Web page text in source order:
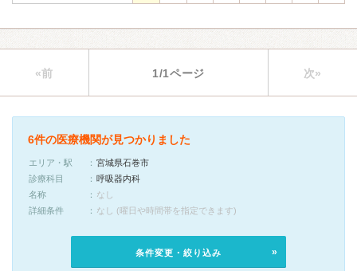
«前 1/1ページ 次»
6件の医療機関が見つかりました
エリア・駅
宮城県石巻市
診療科目
呼吸器内科
名称
なし
詳細条件
なし (曜日や時間帯を指定できます)
条件変更・絞り込み